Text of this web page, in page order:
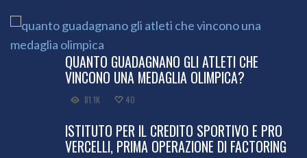
QUANTO GUADAGNANO GLI ATLETI CHE
VINCONO UNA MEDAGLIA OLIMPICA?
81.1K 40
ISTITUTO PER IL CREDITO SPORTIVO E PRO
VERCELLI, PRIMA OPERAZIONE DI FACTORING